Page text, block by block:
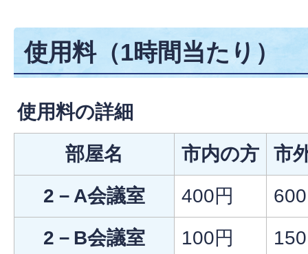
使用料（1時間当たり）
使用料の詳細
部屋名
市内の方
市
2－A会議室
400円
2－B会議室
100円